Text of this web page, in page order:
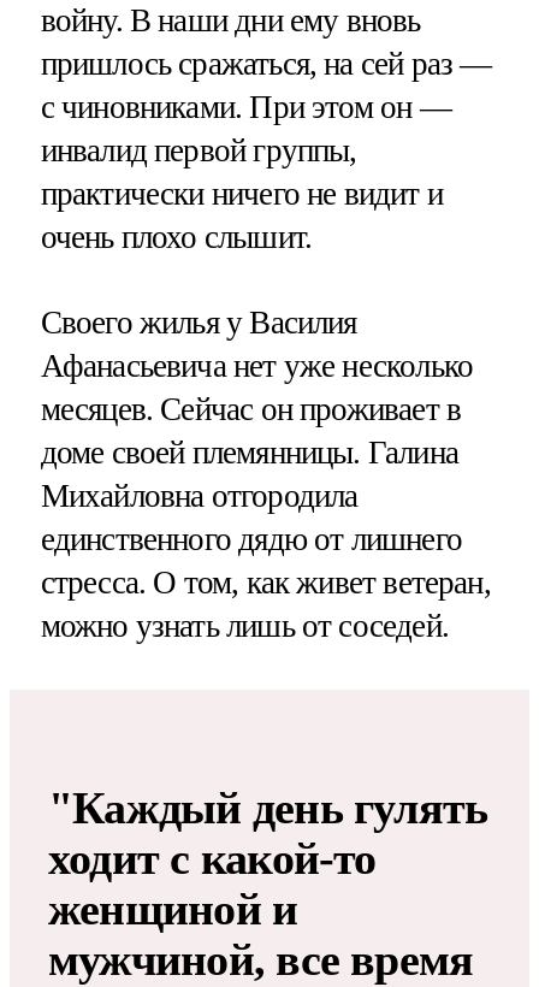
войну. В наши дни ему вновь
пришлось сражаться, на сей раз —
с чиновниками. При этом он —
инвалид первой группы,
практически ничего не видит и
очень плохо слышит.
Своего жилья у Василия
Афанасьевича нет уже несколько
месяцев. Сейчас он проживает в
доме своей племянницы. Галина
Михайловна отгородила
единственного дядю от лишнего
стресса. О том, как живет ветеран,
можно узнать лишь от соседей.
"Каждый день гулять
ходит с какой-то
женщиной и
мужчиной, все время